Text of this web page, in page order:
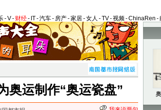
-V- 财经- IT-汽车- 房产-家居-女人 -TV-视频-ChinaRen -
奥运制作“奥运瓷盘”